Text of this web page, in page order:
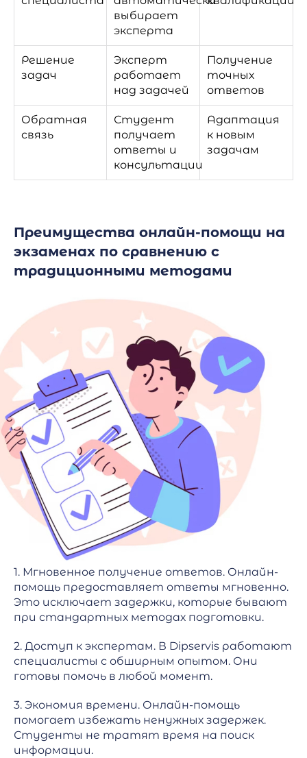
выбирает
эксперта
Решение
задач
Эксперт
работает
над задачей
Получение
точных
ответов
Обратная
связь
Студент
получает
ответы и
консультации
Адаптация
к новым
задачам
Преимущества онлайн-помощи на
экзаменах по сравнению с
традиционными методами
1. Мгновенное получение ответов. Онлайн-
помощь предоставляет ответы мгновенно.
Это исключает задержки, которые бывают
при стандартных методах подготовки.
2. Доступ к экспертам. В Dipservis работают
специалисты с обширным опытом. Они
готовы помочь в любой момент.
3. Экономия времени. Онлайн-помощь
помогает избежать ненужных задержек.
Студенты не тратят время на поиск
информации.